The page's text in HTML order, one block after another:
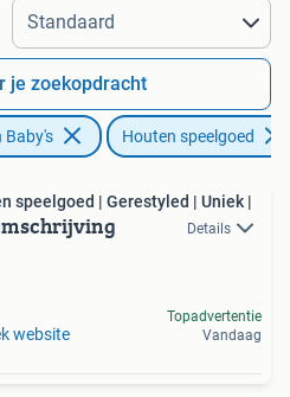
je zoekopdracht
Baby's Houten speelgoed
speelgoed | Gerestyled | Uniek |
Details
website
Topadvertentie
Vandaag